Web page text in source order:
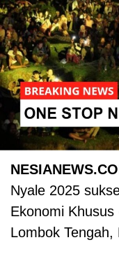
Nyale 2025
Ekonomi
Lombok Tengah,